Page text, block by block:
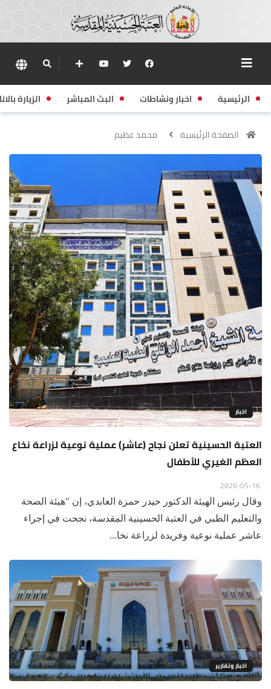
الرئيسية اخبار ونشاطات البث المباشر الزيارة
الصفحة الرئيسية محمد عظيم
اخبار
العتبة الحسينية تعلن نجاح (عاشر) عملية نوعية لزراعة نخاع
العظم الغيري للأطفال
وقال رئيس الهيئة الدكتور حيدر حمزة العابدي، إن "هيئة الصحة
والتعليم الطبي في العتبة الحسينية المقدسة، نجحت في إجراء
عاشر عملية نوعية وفريدة لزراعة نخا...
اخبار وتقارير